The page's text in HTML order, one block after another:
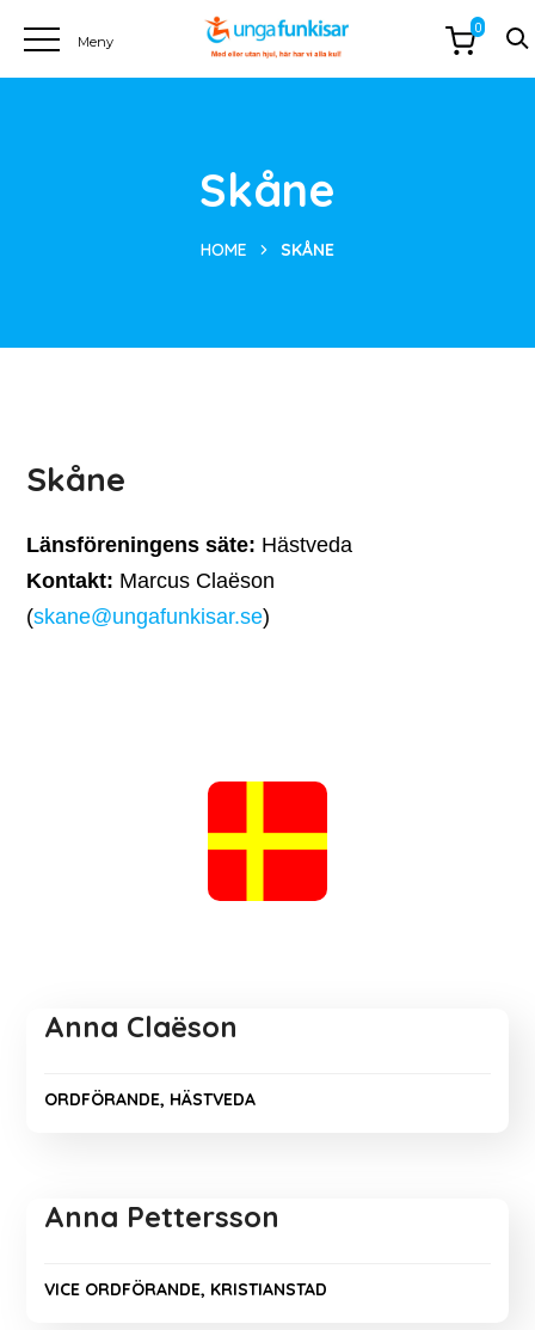
Skåne
HOME SKÅNE
Skåne
Länsföreningens säte: Hästveda
Kontakt: Marcus Claëson
(skane@ungafunkisar.se)
Anna Claëson
ORDFÖRANDE, HÄSTVEDA
Anna Pettersson
VICE ORDFÖRANDE, KRISTIANSTAD
0